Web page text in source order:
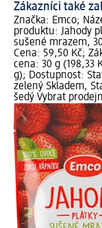
Zákazníci také
Značka: Emco;
produktu: Jahody
sušené mrazem,
Cena: 59,50 Kč;
cena: 30 g (198,33
g); Dostupnost:
zelený Skladem,
šedý Vybrat